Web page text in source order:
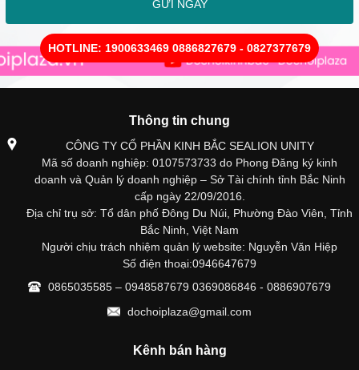
GỬI NGAY
HOTLINE: 1900633469 0886827679 - 0827377679
Thông tin chung
CÔNG TY CỔ PHẦN KINH BẮC SEALION UNITY
Mã số doanh nghiệp: 0107573733 do Phong Đăng ký kinh
doanh và Quản lý doanh nghiệp – Sở Tài chính tỉnh Bắc Ninh
cấp ngày 22/09/2016.
Địa chỉ trụ sở: Tổ dân phố Đông Du Núi, Phường Đào Viên, Tỉnh
Bắc Ninh, Việt Nam
Người chịu trách nhiệm quản lý website: Nguyễn Văn Hiệp
Số điện thoại:0946647679
0865035585 – 0948587679 0369086846 - 0886907679
dochoiplaza@gmail.com
Kênh bán hàng